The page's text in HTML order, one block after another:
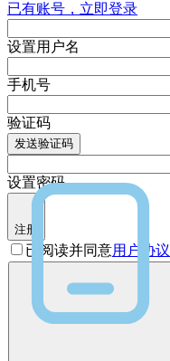
已有账号，立即登录
设置用户名
手机号
验证码
发送验证码
设置密码
注册
已阅读并同意用户协议